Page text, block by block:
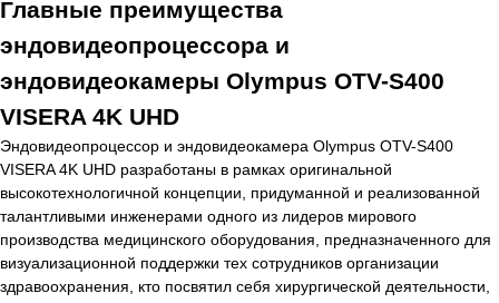
Главные преимущества
эндовидеопроцессора и
эндовидеокамеры Olympus OTV-S400
VISERA 4K UHD
Эндовидеопроцессор и эндовидеокамера Olympus OTV-S400
VISERA 4K UHD разработаны в рамках оригинальной
высокотехнологичной концепции, придуманной и реализованной
талантливыми инженерами одного из лидеров мирового
производства медицинского оборудования, предназначенного для
визуализационной поддержки тех сотрудников организации
здравоохранения, кто посвятил себя хирургической деятельности,